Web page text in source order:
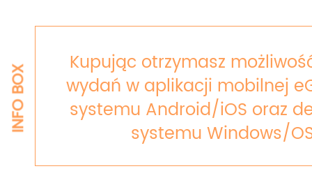
INFO BOX
Kupując otrzymasz
wydań w aplikacji mobilnej
systemu Android/iOS oraz
systemu Windows/